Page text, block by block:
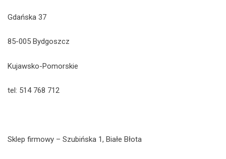
Gdańska 37
85-005 Bydgoszcz
Kujawsko-Pomorskie
tel: 514 768 712
Sklep firmowy – Szubińska 1, Białe Błota